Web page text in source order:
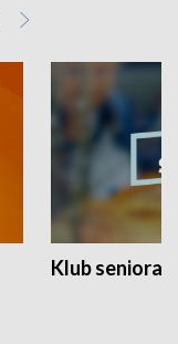
Klub seniora